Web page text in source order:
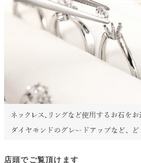
店頭でご覧頂けます